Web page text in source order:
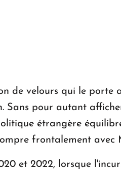
de velours qui le porte
Sans pour autant
étrangère
frontalement avec
et 2022, lorsque